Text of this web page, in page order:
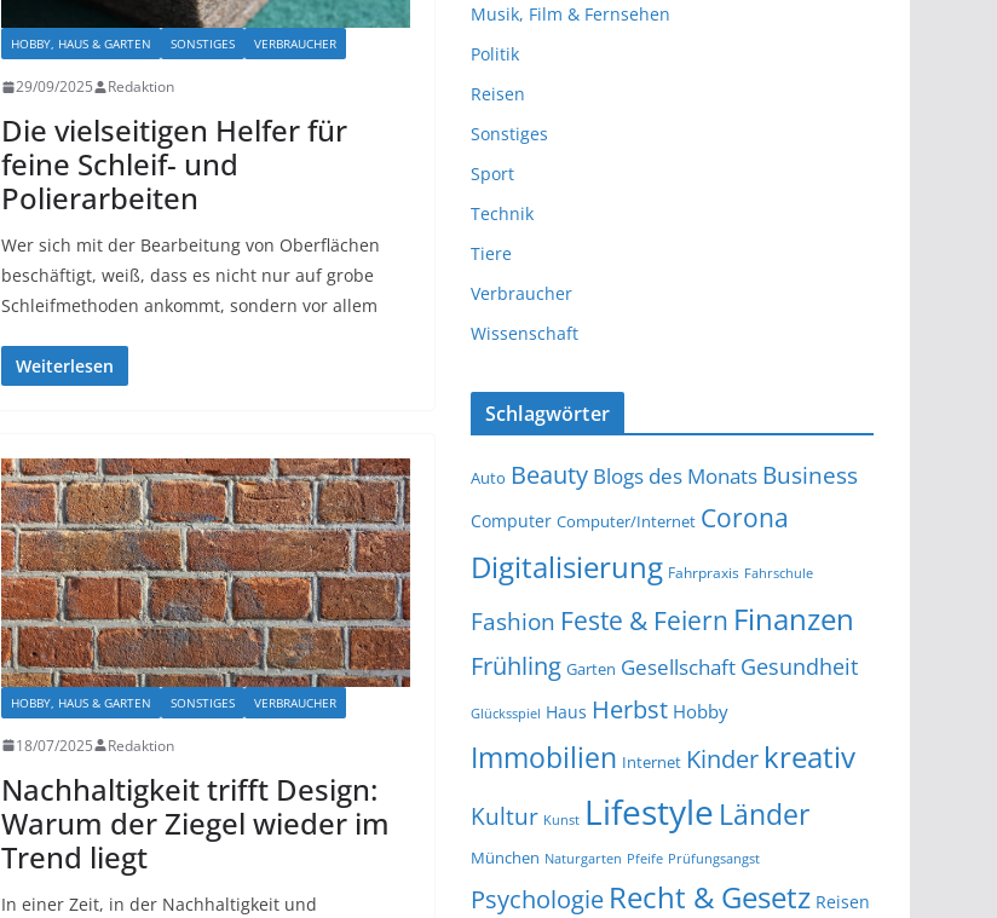
HOBBY, HAUS & GARTEN SONSTIGES VERBRAUCHER
29/09/2025 Redaktion
Die vielseitigen Helfer für
feine Schleif- und
Polierarbeiten
Wer sich mit der Bearbeitung von Oberflächen
beschäftigt, weiß, dass es nicht nur auf grobe
Schleifmethoden ankommt, sondern vor allem
Weiterlesen
HOBBY, HAUS & GARTEN SONSTIGES VERBRAUCHER
18/07/2025 Redaktion
Nachhaltigkeit trifft Design:
Warum der Ziegel wieder im
Trend liegt
In einer Zeit, in der Nachhaltigkeit und
Musik, Film & Fernsehen
Politik
Reisen
Sonstiges
Sport
Technik
Tiere
Verbraucher
Wissenschaft
Schlagwörter
Auto Beauty Blogs des Monats Business
Computer Computer/Internet Corona
Digitalisierung Fahrpraxis Fahrschule
Fashion Feste & Feiern Finanzen
Frühling Garten Gesellschaft Gesundheit
Glücksspiel Haus Herbst Hobby
Immobilien Internet Kinder kreativ
Kultur Kunst Lifestyle Länder
München Naturgarten Pfeife Prüfungsangst
Psychologie Recht & Gesetz Reisen